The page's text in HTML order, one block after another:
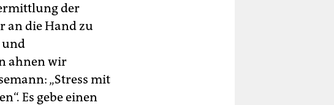
der
an die Hand zu
und
ahnen wir
„Stress mit
Es gebe einen